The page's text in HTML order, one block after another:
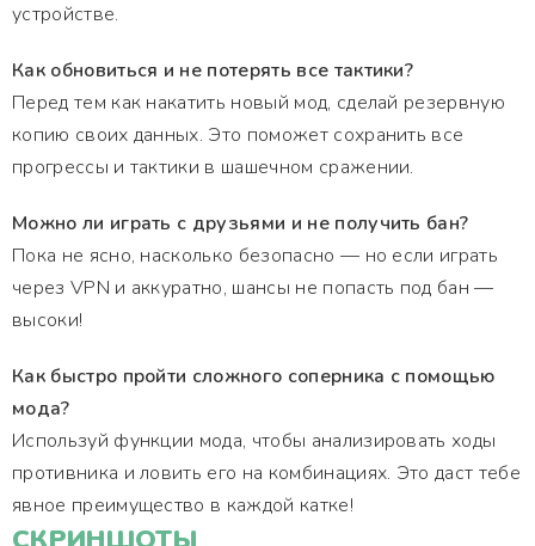
устройстве.
Как обновиться и не потерять все тактики?
Перед тем как накатить новый мод, сделай резервную
копию своих данных. Это поможет сохранить все
прогрессы и тактики в шашечном сражении.
Можно ли играть с друзьями и не получить бан?
Пока не ясно, насколько безопасно — но если играть
через VPN и аккуратно, шансы не попасть под бан —
высоки!
Как быстро пройти сложного соперника с помощью
мода?
Используй функции мода, чтобы анализировать ходы
противника и ловить его на комбинациях. Это даст тебе
явное преимущество в каждой катке!